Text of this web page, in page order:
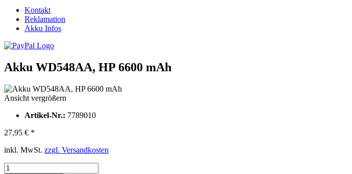
Kontakt
Reklamation
Akku Infos
Akku WD548AA, HP 6600 mAh
Ansicht vergrößern
Artikel-Nr.: 7789010
27,95 € *
inkl. MwSt. zzgl. Versandkosten